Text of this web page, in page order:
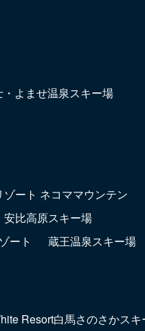
よませ温泉スキー場
ゾート ネコママウンテン
安比高原スキー場
ート 蔵王温泉スキー場
Resort白馬さのさかスキ